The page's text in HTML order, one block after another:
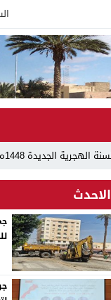
السبت
اجتماع بجماعة جرسيف
الاحدث